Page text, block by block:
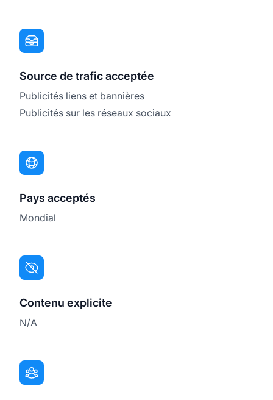
Source de trafic acceptée
Publicités liens et bannières
Publicités sur les réseaux sociaux
Pays acceptés
Mondial
Contenu explicite
N/A